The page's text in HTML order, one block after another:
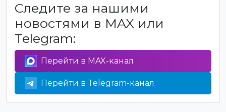
Следите за нашими
новостями в MAX или
Telegram:
Перейти в MAX-канал
Перейти в Telegram-канал